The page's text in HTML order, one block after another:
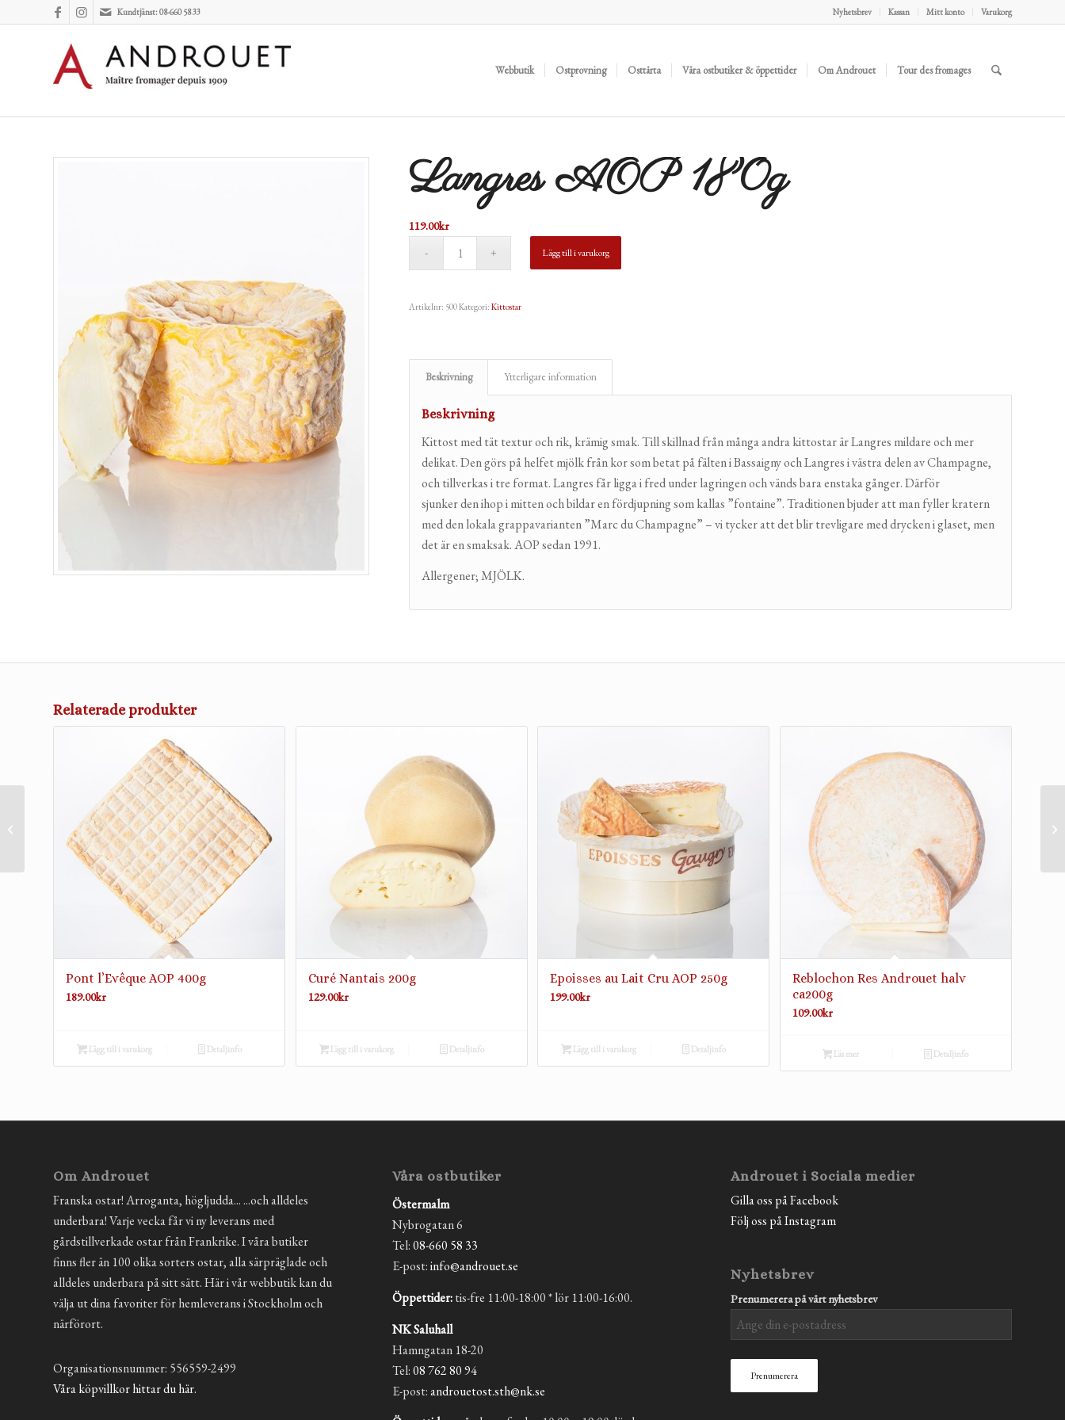
Nyhetsbrev Kassan Mitt konto Varukorg
Kundtjänst: 08-660 58 33
Webbutik Ostprovning Osttårta Våra ostbutiker & öppettider Om Androuet Tour des fromages
Langres AOP 180g
119.00kr
Lägg till i varukorg
Artikelnr: 500Kategori:Kittostar
Beskrivning Ytterligare information
Beskrivning
Kittost med tät textur och rik, krämig smak. Till skillnad från många andra kittostar är Langres mildare och mer
delikat. Den görs på helfet mjölk från kor som betat på fälten i Bassaigny och Langres i västra delen av Champagne,
och tillverkas i tre format. Langres får ligga i fred under lagringen och vänds bara enstaka gånger. Därför
sjunker den ihop i mitten och bildar en fördjupning som kallas ”fontaine”. Traditionen bjuder att man fyller kratern
med den lokala grappavarianten ”Marc du Champagne” – vi tycker att det blir trevligare med drycken i glaset, men
det är en smaksak. AOP sedan 1991.
Allergener; MJÖLK.
Relaterade produkter
Pont l’Evêque AOP 400g
189.00kr
Lägg till i varukorg Detaljinfo
Curé Nantais 200g
129.00kr
Lägg till i varukorg Detaljinfo
Epoisses au Lait Cru AOP 250g
199.00kr
Lägg till i varukorg Detaljinfo
Reblochon Res Androuet halv
ca200g
109.00kr
Läs mer Detaljinfo
Om Androuet
Franska ostar! Arroganta, högljudda... ...och alldeles
underbara! Varje vecka får vi ny leverans med
gårdstillverkade ostar från Frankrike. I våra butiker
finns fler än 100 olika sorters ostar, alla särpräglade och
alldeles underbara på sitt sätt. Här i vår webbutik kan du
välja ut dina favoriter för hemleverans i Stockholm och
närförort.
Organisationsnummer: 556559-2499
Våra köpvillkor hittar du här.
Våra ostbutiker
Östermalm
Nybrogatan 6
Tel:08-660 58 33
E-post:info@androuet.se
Öppettider:tis-fre 11:00-18:00 * lör 11:00-16:00.
NK Saluhall
Hamngatan 18-20
Tel:08 762 80 94
E-post:androuetost.sth@nk.se
Androuet i Sociala medier
Gilla oss på Facebook
Följ oss på Instagram
Nyhetsbrev
Prenumerera på vårt nyhetsbrev
Brie de Meaux AOP Res
Androuet 250g